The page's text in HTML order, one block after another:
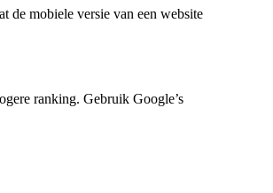
de mobiele versie van een website
ranking. Gebruik Google’s